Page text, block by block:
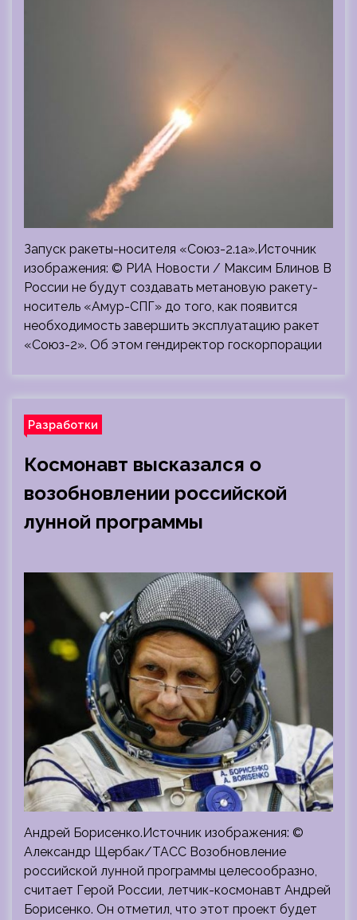
Запуск ракеты-носителя «Союз-2.1а».Источник
изображения: © РИА Новости / Максим Блинов В
России не будут создавать метановую ракету-
носитель «Амур-СПГ» до того, как появится
необходимость завершить эксплуатацию ракет
«Союз-2». Об этом гендиректор госкорпорации
Разработки
Космонавт высказался о
возобновлении российской
лунной программы
Андрей Борисенко.Источник изображения: ©
Александр Щербак/ТАСС Возобновление
российской лунной программы целесообразно,
считает Герой России, летчик-космонавт Андрей
Борисенко. Он отметил, что этот проект будет